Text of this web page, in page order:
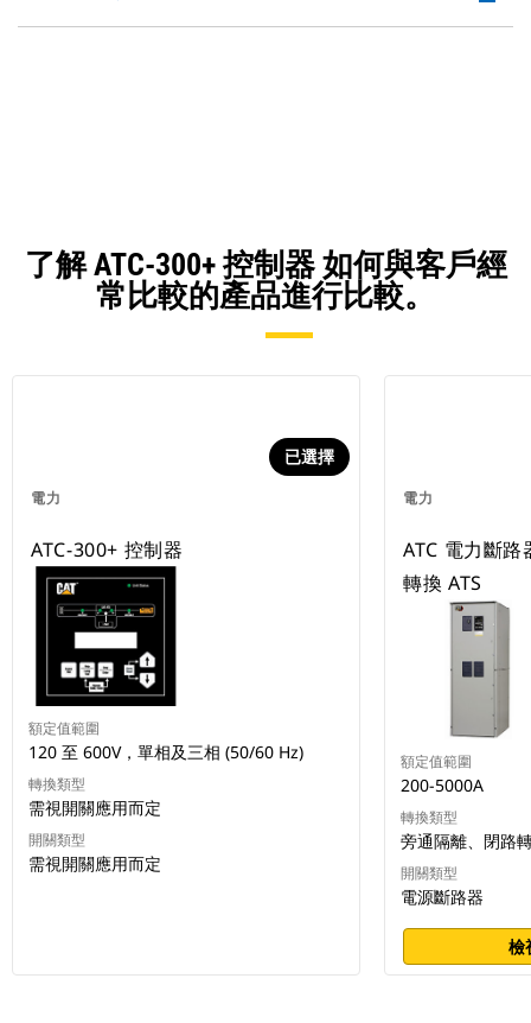
a
了解 ATC-300+ 控制器 如何與客戶經
常比較的產品進行比較。
電力
已選擇
ATC-300+ 控制器
額定值範圍
120 至 600V，單相及三相 (50/60 Hz)
轉換類型
需視開關應用而定
開關類型
需視開關應用而定
電力
ATC 電力斷
轉換 ATS
額定值範圍
200-5000A
轉換類型
旁通隔離、閉路
開關類型
電源斷路器
檢